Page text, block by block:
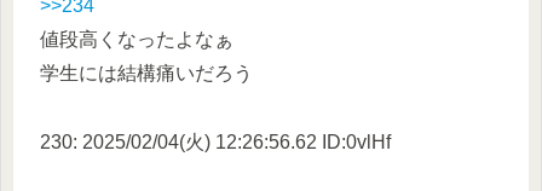
>>234
値段高くなったよなぁ
学生には結構痛いだろう
230: 2025/02/04(火) 12:26:56.62 ID:0vlHf